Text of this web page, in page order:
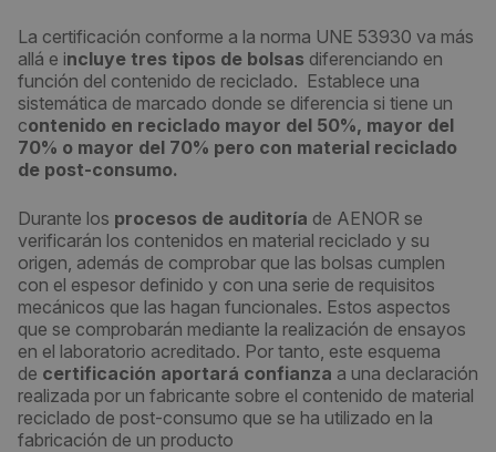
La certificación conforme a la norma UNE 53930 va más
allá e incluye tres tipos de bolsas diferenciando en
función del contenido de reciclado. Establece una
sistemática de marcado donde se diferencia si tiene un
contenido en reciclado mayor del 50%, mayor del
70% o mayor del 70% pero con material reciclado
de post-consumo.
Durante los procesos de auditoría de AENOR se
verificarán los contenidos en material reciclado y su
origen, además de comprobar que las bolsas cumplen
con el espesor definido y con una serie de requisitos
mecánicos que las hagan funcionales. Estos aspectos
que se comprobarán mediante la realización de ensayos
en el laboratorio acreditado. Por tanto, este esquema
de certificación aportará confianza a una declaración
realizada por un fabricante sobre el contenido de material
reciclado de post-consumo que se ha utilizado en la
fabricación de un producto